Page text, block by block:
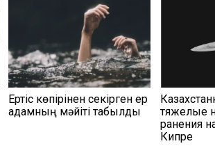
Ертіс көпірінен секірген ер
адамның мәйіті табылды
тяжелые
ранения
Кипре